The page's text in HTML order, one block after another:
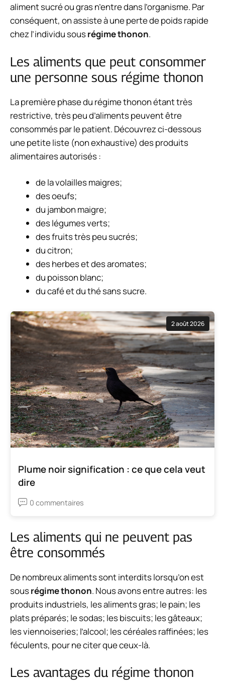
aliment sucré ou gras n’entre dans l’organisme. Par
conséquent, on assiste àune perte de poids rapide
chez l’individu sousrégime thonon.
Les aliments que peut consommer
une personne sous régime thonon
La première phase du régime thonon étant très
restrictive, très peu d’aliments peuvent être
consommés par le patient. Découvrez ci-dessous
une petite liste (non exhaustive) des produits
alimentaires autorisés :
de la volailles maigres;
des oeufs;
du jambon maigre;
des légumes verts;
des fruits très peu sucrés;
du citron;
des herbes et des aromates;
du poisson blanc;
du café et du thé sans sucre.
2 août 2026
Plume noir signification : ce que cela veut
dire
0 commentaires
Les aliments qui ne peuvent pas
être consommés
De nombreuxaliments sont interdits lorsqu’on est
sousrégime thonon. Nous avons entre autres: les
produits industriels, lesaliments gras; le pain; les
plats préparés; le sodas; les biscuits; les gâteaux;
les viennoiseries; l’alcool; les céréales raffinées; les
féculents, pour ne citer que ceux-là.
Les avantages du régime thonon